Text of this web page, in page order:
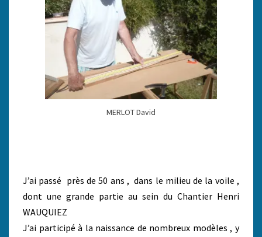
MERLOT David
J’ai passé près de 50 ans , dans le milieu de la voile ,
dont une grande partie au sein du Chantier Henri
WAUQUIEZ
J’ai participé à la naissance de nombreux modèles , y